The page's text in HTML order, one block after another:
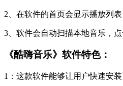
2、在软件的首页会显示播放列
3、软件会自动扫描本地音乐，
《酷嗨音乐》软件特色：
1：这款软件能够让用户快速安